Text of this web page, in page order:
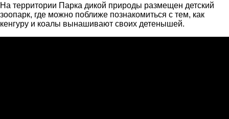
На территории Парка дикой природы размещен детский
зоопарк, где можно поближе познакомиться с тем, как
кенгуру и коалы вынашивают своих детенышей.